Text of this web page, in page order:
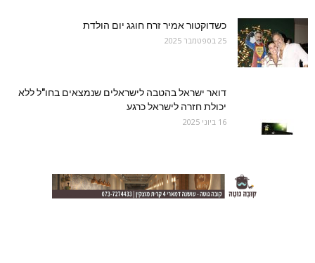
כשדוקטור אמיר זרח חוגג יום הולדת
25 בספטמבר 2025
דואר ישראל בהטבה לישראלים שנמצאים בחו"ל ללא
יכולת חזרה לישראל כרגע
16 ביוני 2025